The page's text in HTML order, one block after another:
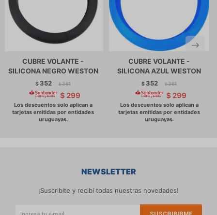
CUBRE VOLANTE -
SILICONA NEGRO WESTON
$ 352 $ 361
$ 299
CUBRE VOLANTE -
SILICONA AZUL WESTON
$ 352 $ 361
$ 299
NEWSLETTER
¡Suscribite y recibí todas nuestras novedades!